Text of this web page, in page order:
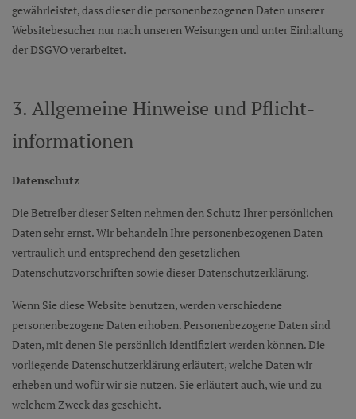
gewährleistet, dass dieser die personenbezogenen Daten unserer
Websitebesucher nur nach unseren Weisungen und unter Einhaltung
der DSGVO verarbeitet.
3. Allgemeine Hinweise und Pflicht­
informationen
Datenschutz
Die Betreiber dieser Seiten nehmen den Schutz Ihrer persönlichen
Daten sehr ernst. Wir behandeln Ihre personenbezogenen Daten
vertraulich und entsprechend den gesetzlichen
Datenschutzvorschriften sowie dieser Datenschutzerklärung.
Wenn Sie diese Website benutzen, werden verschiedene
personenbezogene Daten erhoben. Personenbezogene Daten sind
Daten, mit denen Sie persönlich identifiziert werden können. Die
vorliegende Datenschutzerklärung erläutert, welche Daten wir
erheben und wofür wir sie nutzen. Sie erläutert auch, wie und zu
welchem Zweck das geschieht.